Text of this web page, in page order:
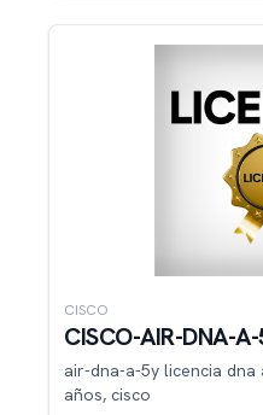
CISCO
CISCO-AIR-DNA-
air-dna-a-5y licencia
años, cisco